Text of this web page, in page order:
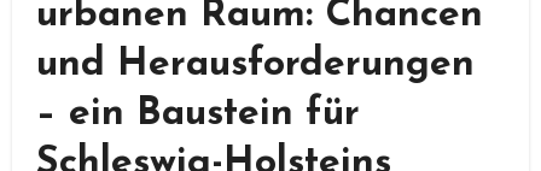
urbanen Raum: Chancen
und Herausforderungen
– ein Baustein für